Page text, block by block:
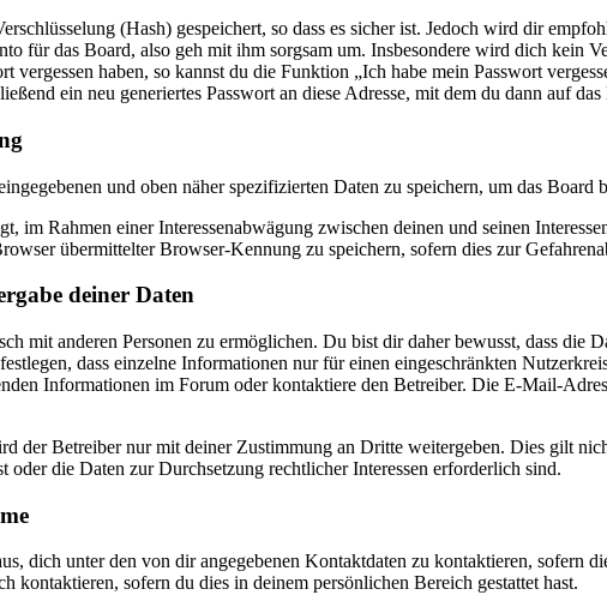
(Hash) gespeichert, so dass es sicher ist. Jedoch wird dir
für das Board, also geh mit ihm sorgsam um. Insbesondere wird dich kein
vergessen haben, so kannst du die Funktion „Ich habe mein Passwort
ein neu generiertes Passwort an diese Adresse, mit dem du dann auf
und oben näher spezifizierten Daten zu speichern, um das Board
im Rahmen einer Interessenabwägung zwischen deinen und seinen
übermittelter Browser-Kennung zu speichern, sofern dies zur
deiner Daten
mit anderen Personen zu ermöglichen. Du bist dir daher bewusst, dass
dass einzelne Informationen nur für einen eingeschränkten
Informationen im Forum oder kontaktiere den Betreiber. Die E-Mail-
der Betreiber nur mit deiner Zustimmung an Dritte weitergeben. Dies gilt
oder die Daten zur Durchsetzung rechtlicher Interessen erforderlich sind.
dich unter den von dir angegebenen Kontaktdaten zu kontaktieren,
kontaktieren, sofern du dies in deinem persönlichen Bereich gestattet hast.